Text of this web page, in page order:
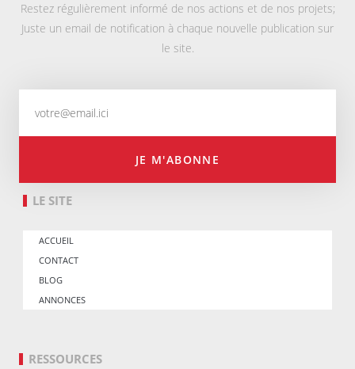
Restez régulièrement informé de nos actions et de nos projets;
Juste un email de notification à chaque nouvelle publication sur
le site.
JE M'ABONNE
LE SITE
ACCUEIL
CONTACT
BLOG
ANNONCES
RESSOURCES